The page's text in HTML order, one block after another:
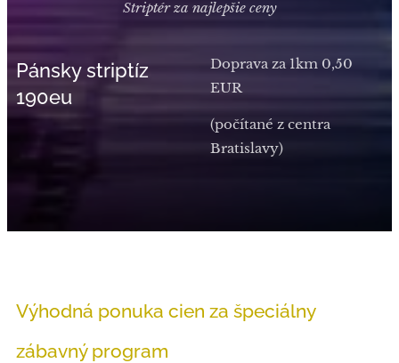
Striptér za najlepšie ceny
Pánsky striptíz
190eu
Doprava za 1km 0,50
EUR
(počítané z centra
Bratislavy)
Výhodná ponuka cien za špeciálny
zábavný program